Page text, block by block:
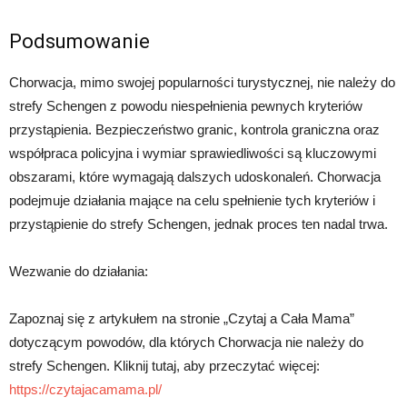
Podsumowanie
Chorwacja, mimo swojej popularności turystycznej, nie należy do
strefy Schengen z powodu niespełnienia pewnych kryteriów
przystąpienia. Bezpieczeństwo granic, kontrola graniczna oraz
współpraca policyjna i wymiar sprawiedliwości są kluczowymi
obszarami, które wymagają dalszych udoskonaleń. Chorwacja
podejmuje działania mające na celu spełnienie tych kryteriów i
przystąpienie do strefy Schengen, jednak proces ten nadal trwa.
Wezwanie do działania:
Zapoznaj się z artykułem na stronie „Czytaj a Cała Mama”
dotyczącym powodów, dla których Chorwacja nie należy do
strefy Schengen. Kliknij tutaj, aby przeczytać więcej:
https://czytajacamama.pl/